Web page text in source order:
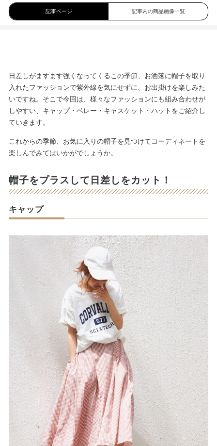
記事ページ 記事内の商品画像一覧
日差しがますます強くなってくるこの季節、お洒落に帽子を取り
入れたファッションで紫外線を気にせずに、お出掛けを楽しみた
いですね。そこで今回は、様々なファッションにも組み合わせが
しやすい、キャップ・ベレー・キャスケット・ハットをご紹介し
ていきます。
これからの季節、お気に入りの帽子を見つけてコーディネートを
楽しんでみてはいかがでしょうか。
帽子をプラスして日差しをカット！
キャップ